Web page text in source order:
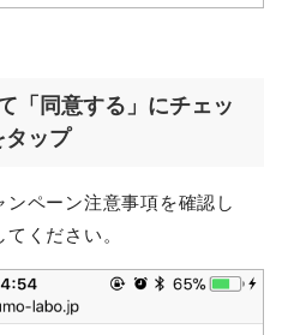
「同意する」にチェッ
タップ
ペーン注意事項を確認し
ください。